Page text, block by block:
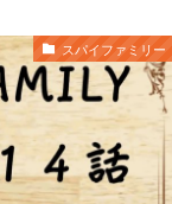
スパイファミリー